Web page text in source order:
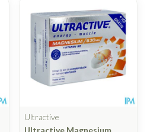
Ultractive